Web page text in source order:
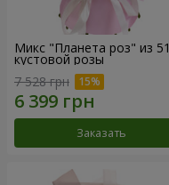
Микс "Планета роз" из 51
кустовой розы
7 528 грн
Заказать